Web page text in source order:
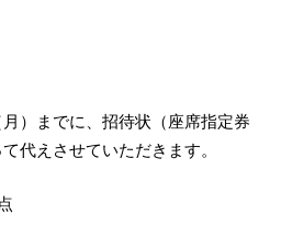
）までに、招待状（座席指定券
代えさせていただきます。